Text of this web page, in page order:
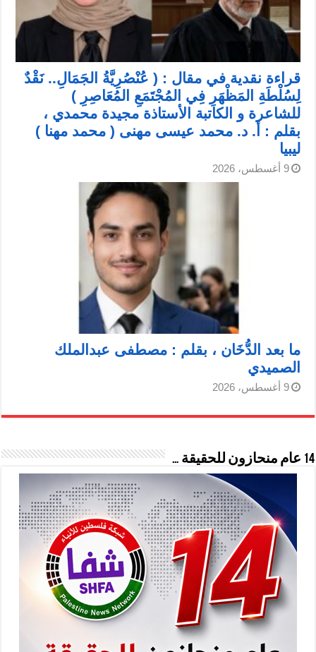
قراءة نقدية في مقال : ( عُنْصُرِيَّةُ الجَمَالِ.. نَقْدٌ
لِسُلْطَةِ المَظْهَرِ فِي المُجْتَمَعِ المُعَاصِرِ )
للشاعرة و الكاتبة الأستاذة مجيدة محمدي ،
بقلم : أ. د. محمد عيسى مهنى ( محمد مهنا )
ليبيا
9 أغسطس، 2026
ما بعد الدُّخَان ، بقلم : مصطفى عبدالملك
الصميدي
9 أغسطس، 2026
14 عام منحازون للحقيقة …